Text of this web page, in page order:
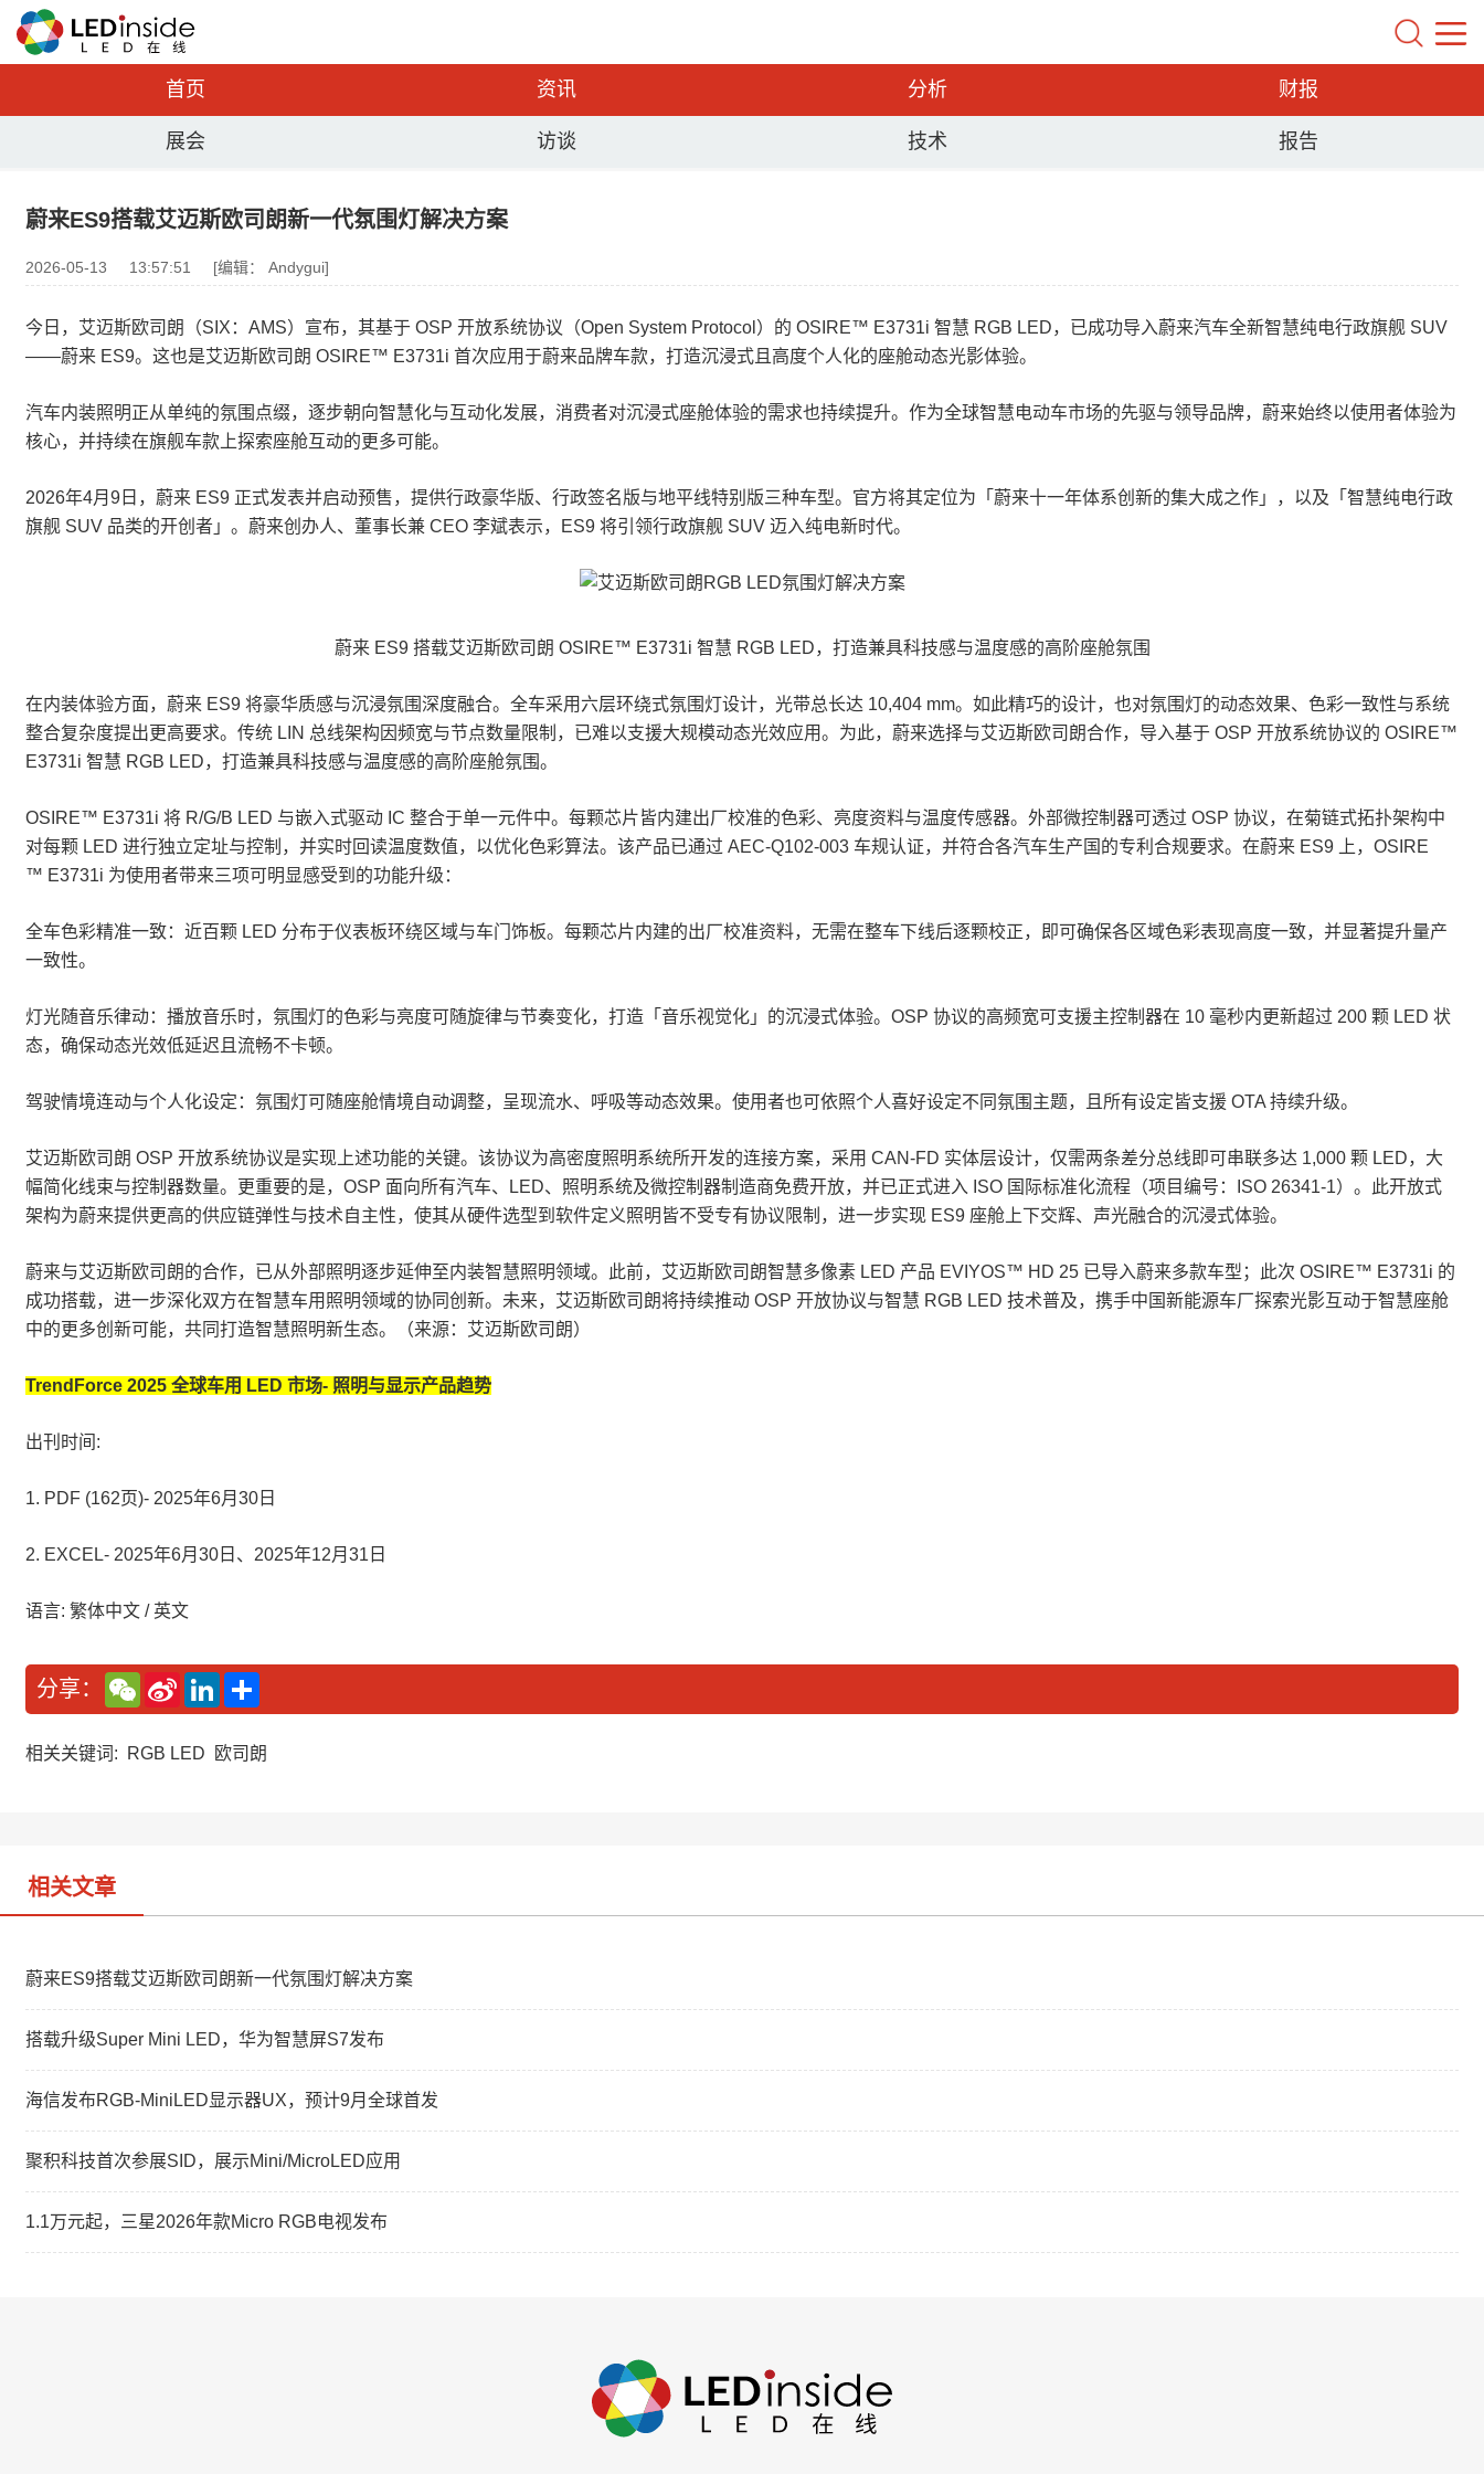
首页 资讯 分析 财报
展会 访谈 技术 报告
蔚来ES9搭载艾迈斯欧司朗新一代氛围灯解决方案
2026-05-13 13:57:51 [编辑： Andygui]
今日，艾迈斯欧司朗（SIX：AMS）宣布，其基于 OSP 开放系统协议（Open System Protocol）的 OSIRE™ E3731i 智慧 RGB LED，已成功导入蔚来汽车全新智慧纯电行政旗舰 SUV
——蔚来 ES9。这也是艾迈斯欧司朗 OSIRE™ E3731i 首次应用于蔚来品牌车款，打造沉浸式且高度个人化的座舱动态光影体验。
汽车内装照明正从单纯的氛围点缀，逐步朝向智慧化与互动化发展，消费者对沉浸式座舱体验的需求也持续提升。作为全球智慧电动车市场的先驱与领导品牌，蔚来始终以使用者体验为
核心，并持续在旗舰车款上探索座舱互动的更多可能。
2026年4月9日，蔚来 ES9 正式发表并启动预售，提供行政豪华版、行政签名版与地平线特别版三种车型。官方将其定位为「蔚来十一年体系创新的集大成之作」，以及「智慧纯电行政
旗舰 SUV 品类的开创者」。蔚来创办人、董事长兼 CEO 李斌表示，ES9 将引领行政旗舰 SUV 迈入纯电新时代。
蔚来 ES9 搭载艾迈斯欧司朗 OSIRE™ E3731i 智慧 RGB LED，打造兼具科技感与温度感的高阶座舱氛围
在内装体验方面，蔚来 ES9 将豪华质感与沉浸氛围深度融合。全车采用六层环绕式氛围灯设计，光带总长达 10,404 mm。如此精巧的设计，也对氛围灯的动态效果、色彩一致性与系统
整合复杂度提出更高要求。传统 LIN 总线架构因频宽与节点数量限制，已难以支援大规模动态光效应用。为此，蔚来选择与艾迈斯欧司朗合作，导入基于 OSP 开放系统协议的 OSIRE™
E3731i 智慧 RGB LED，打造兼具科技感与温度感的高阶座舱氛围。
OSIRE™ E3731i 将 R/G/B LED 与嵌入式驱动 IC 整合于单一元件中。每颗芯片皆内建出厂校准的色彩、亮度资料与温度传感器。外部微控制器可透过 OSP 协议，在菊链式拓扑架构中
对每颗 LED 进行独立定址与控制，并实时回读温度数值，以优化色彩算法。该产品已通过 AEC-Q102-003 车规认证，并符合各汽车生产国的专利合规要求。在蔚来 ES9 上，OSIRE
™ E3731i 为使用者带来三项可明显感受到的功能升级：
全车色彩精准一致：近百颗 LED 分布于仪表板环绕区域与车门饰板。每颗芯片内建的出厂校准资料，无需在整车下线后逐颗校正，即可确保各区域色彩表现高度一致，并显著提升量产
一致性。
灯光随音乐律动：播放音乐时，氛围灯的色彩与亮度可随旋律与节奏变化，打造「音乐视觉化」的沉浸式体验。OSP 协议的高频宽可支援主控制器在 10 毫秒内更新超过 200 颗 LED 状
态，确保动态光效低延迟且流畅不卡顿。
驾驶情境连动与个人化设定：氛围灯可随座舱情境自动调整，呈现流水、呼吸等动态效果。使用者也可依照个人喜好设定不同氛围主题，且所有设定皆支援 OTA 持续升级。
艾迈斯欧司朗 OSP 开放系统协议是实现上述功能的关键。该协议为高密度照明系统所开发的连接方案，采用 CAN-FD 实体层设计，仅需两条差分总线即可串联多达 1,000 颗 LED，大
幅简化线束与控制器数量。更重要的是，OSP 面向所有汽车、LED、照明系统及微控制器制造商免费开放，并已正式进入 ISO 国际标准化流程（项目编号：ISO 26341-1）。此开放式
架构为蔚来提供更高的供应链弹性与技术自主性，使其从硬件选型到软件定义照明皆不受专有协议限制，进一步实现 ES9 座舱上下交辉、声光融合的沉浸式体验。
蔚来与艾迈斯欧司朗的合作，已从外部照明逐步延伸至内装智慧照明领域。此前，艾迈斯欧司朗智慧多像素 LED 产品 EVIYOS™ HD 25 已导入蔚来多款车型；此次 OSIRE™ E3731i 的
成功搭载，进一步深化双方在智慧车用照明领域的协同创新。未来，艾迈斯欧司朗将持续推动 OSP 开放协议与智慧 RGB LED 技术普及，携手中国新能源车厂探索光影互动于智慧座舱
中的更多创新可能，共同打造智慧照明新生态。（来源：艾迈斯欧司朗）
TrendForce 2025 全球车用 LED 市场- 照明与显示产品趋势
出刊时间:
1. PDF (162页)- 2025年6月30日
2. EXCEL- 2025年6月30日、2025年12月31日
语言: 繁体中文 / 英文
分享：
W
e
C
a
S
n
W
L
n
e
相关关键词: RGB LED 欧司朗
相关文章
蔚来ES9搭载艾迈斯欧司朗新一代氛围灯解决方案
搭载升级Super Mini LED，华为智慧屏S7发布
海信发布RGB-MiniLED显示器UX，预计9月全球首发
聚积科技首次参展SID，展示Mini/MicroLED应用
1.1万元起，三星2026年款Micro RGB电视发布